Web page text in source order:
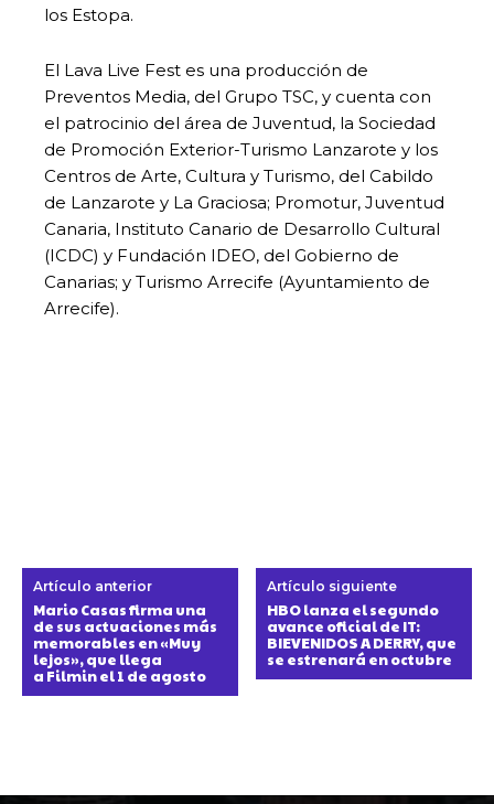
los Estopa.
El Lava Live Fest es una producción de
Preventos Media, del Grupo TSC, y cuenta con
el patrocinio del área de Juventud, la Sociedad
de Promoción Exterior-Turismo Lanzarote y los
Centros de Arte, Cultura y Turismo, del Cabildo
de Lanzarote y La Graciosa; Promotur, Juventud
Canaria, Instituto Canario de Desarrollo Cultural
(ICDC) y Fundación IDEO, del Gobierno de
Canarias; y Turismo Arrecife (Ayuntamiento de
Arrecife).
Artículo anterior
Mario Casas firma una
de sus actuaciones más
memorables en «Muy
lejos», que llega
a Filmin el 1 de agosto
Artículo siguiente
HBO lanza el segundo
avance oficial de IT:
BIEVENIDOS A DERRY, que
se estrenará en octubre